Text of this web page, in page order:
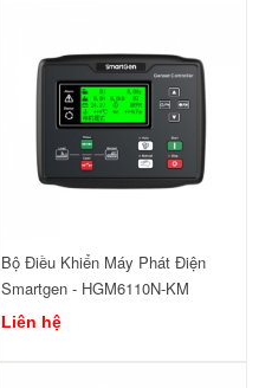
Bộ Điều Khiển Máy Phát Điện
Smartgen - HGM6110N-KM
Liên hệ